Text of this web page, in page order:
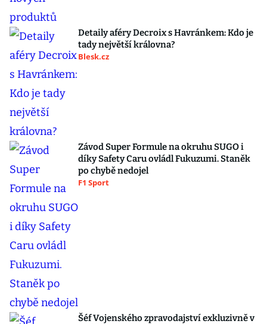
Detaily aféry Decroix s Havránkem: Kdo je
tady největší královna?
Blesk.cz
Závod Super Formule na okruhu SUGO i
díky Safety Caru ovládl Fukuzumi. Staněk
po chybě nedojel
F1 Sport
Šéf Vojenského zpravodajství exkluzivně v